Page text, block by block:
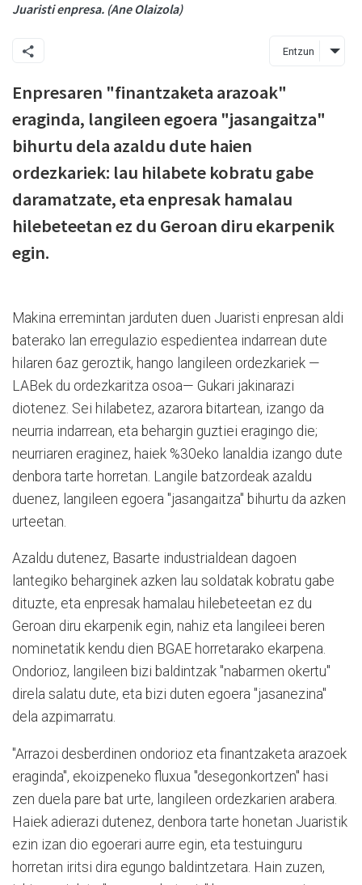
Juaristi enpresa. (Ane Olaizola)
Entzun
Enpresaren "finantzaketa arazoak"
eraginda, langileen egoera "jasangaitza"
bihurtu dela azaldu dute haien
ordezkariek: lau hilabete kobratu gabe
daramatzate, eta enpresak hamalau
hilebeteetan ez du Geroan diru ekarpenik
egin.
Makina erremintan jarduten duen Juaristi enpresan aldi
baterako lan erregulazio espedientea indarrean dute
hilaren 6az geroztik, hango langileen ordezkariek —
LABek du ordezkaritza osoa— Gukari jakinarazi
diotenez. Sei hilabetez, azarora bitartean, izango da
neurria indarrean, eta behargin guztiei eragingo die;
neurriaren eraginez, haiek %30eko lanaldia izango dute
denbora tarte horretan. Langile batzordeak azaldu
duenez, langileen egoera "jasangaitza" bihurtu da azken
urteetan.
Azaldu dutenez, Basarte industrialdean dagoen
lantegiko beharginek azken lau soldatak kobratu gabe
dituzte, eta enpresak hamalau hilebeteetan ez du
Geroan diru ekarpenik egin, nahiz eta langileei beren
nominetatik kendu dien BGAE horretarako ekarpena.
Ondorioz, langileen bizi baldintzak "nabarmen okertu"
direla salatu dute, eta bizi duten egoera "jasanezina"
dela azpimarratu.
"Arrazoi desberdinen ondorioz eta finantzaketa arazoek
eraginda", ekoizpeneko fluxua "desegonkortzen" hasi
zen duela pare bat urte, langileen ordezkarien arabera.
Haiek adierazi dutenez, denbora tarte honetan Juaristik
ezin izan dio egoerari aurre egin, eta testuinguru
horretan iritsi dira egungo baldintzetara. Hain zuzen,